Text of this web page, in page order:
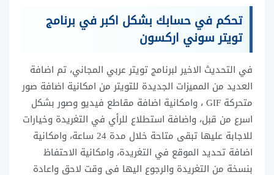
تحكم في حسابك بشكل اكبر في برنامج
تويتر سوني اركسون
في التحديث الاخير لبرنامج تويتر عربي المجاني، تم اضافة
العديد من المميزات الجديدة للتويتر من امكانية اضافة صور
متحركة GIF ، وامكانية اضافة مقاطع فيديو وصور بشكل
اسرع من قبل، واضافة استطلاع للرأي في التغريدة وخيارات
للاجابة عليها تبقى متاحة خلال مدة 24 ساعة، وامكانية
اضافة تحديد الموقع في التغريدة، وامكانية الاحتفاظ
بنسخة من التغريدة والرجوع اليها في وقت لاحق واعادة